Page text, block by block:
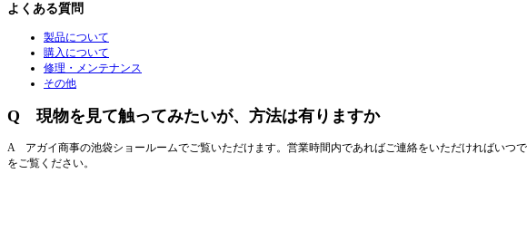
よくある質問
製品について
購入について
修理・メンテナンス
その他
Q 現物を見て触ってみたいが、方法は有りますか
A アガイ商事の池袋ショールームでご覧いただけます。営業時間内であればご連絡をいただければいつ
をご覧ください。